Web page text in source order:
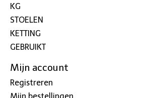
KG
STOELEN
KETTING
GEBRUIKT
Mijn account
Registreren